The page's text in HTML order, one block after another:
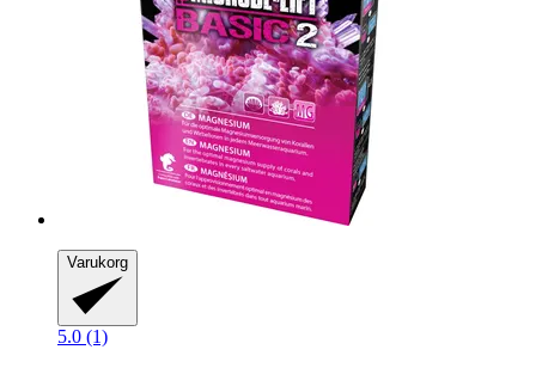
Varukorg
5.0 (1)